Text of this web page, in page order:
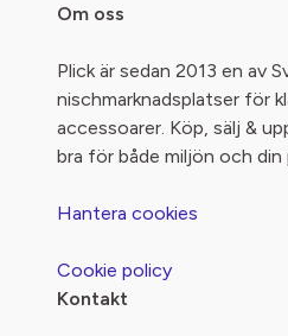
Om oss
Plick är sedan 2013 en av
nischmarknadsplatser för
accessoarer. Köp, sälj &
bra för både miljön och din
Hantera cookies
Cookie policy
Kontakt